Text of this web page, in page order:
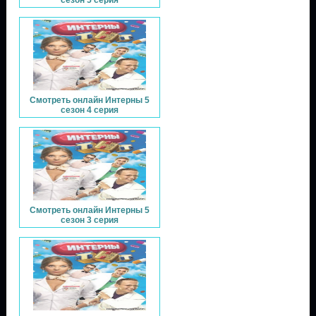
Смотреть онлайн Интерны 5
сезон 4 серия
Смотреть онлайн Интерны 5
сезон 3 серия